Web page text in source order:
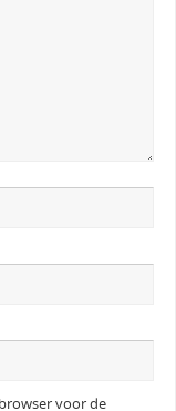
voor de